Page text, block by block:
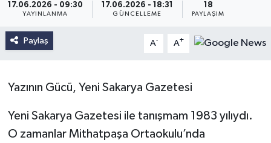
17.06.2026 - 09:30
YAYINLANMA
17.06.2026 - 18:31
GÜNCELLEME
18
PAYLAŞIM
Paylaş A- A+
Yazının Gücü, Yeni Sakarya Gazetesi
Yeni Sakarya Gazetesi ile tanışmam 1983 yılıydı.
O zamanlar Mithatpaşa Ortaokulu’nda